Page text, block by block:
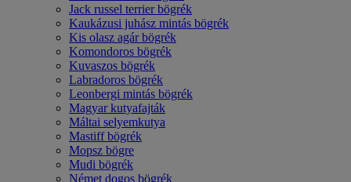
Jack russel terrier bögrék
Kaukázusi juhász mintás bögrék
Kis olasz agár bögrék
Komondoros bögrék
Kuvaszos bögrék
Labradoros bögrék
Leonbergi mintás bögrék
Magyar kutyafajták
Máltai selyemkutya
Mastiff bögrék
Mopsz bögre
Mudi bögrék
Német dogos bögrék